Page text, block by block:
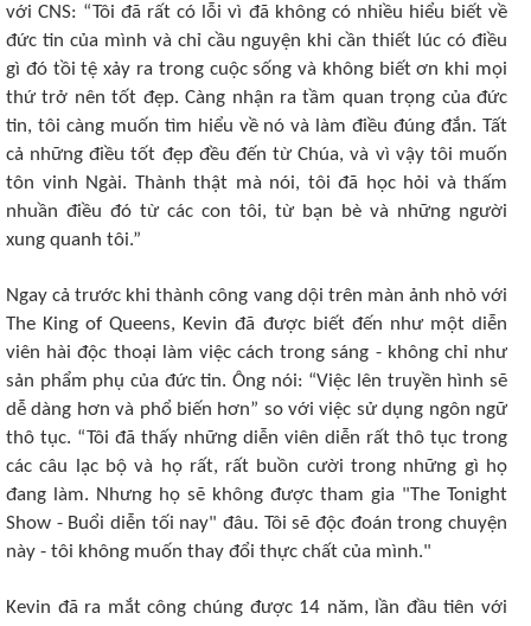
với CNS: “Tôi đã rất có lỗi vì đã không có nhiều hiểu biết về
đức tin của mình và chỉ cầu nguyện khi cần thiết lúc có điều
gì đó tồi tệ xảy ra trong cuộc sống và không biết ơn khi mọi
thứ trở nên tốt đẹp. Càng nhận ra tầm quan trọng của đức
tin, tôi càng muốn tìm hiểu về nó và làm điều đúng đắn. Tất
cả những điều tốt đẹp đều đến từ Chúa, và vì vậy tôi muốn
tôn vinh Ngài. Thành thật mà nói, tôi đã học hỏi và thấm
nhuần điều đó từ các con tôi, từ bạn bè và những người
xung quanh tôi.”
Ngay cả trước khi thành công vang dội trên màn ảnh nhỏ với
The King of Queens, Kevin đã được biết đến như một diễn
viên hài độc thoại làm việc cách trong sáng - không chỉ như
sản phẩm phụ của đức tin. Ông nói: “Việc lên truyền hình sẽ
dễ dàng hơn và phổ biến hơn” so với việc sử dụng ngôn ngữ
thô tục. “Tôi đã thấy những diễn viên diễn rất thô tục trong
các câu lạc bộ và họ rất, rất buồn cười trong những gì họ
đang làm. Nhưng họ sẽ không được tham gia "The Tonight
Show - Buổi diễn tối nay" đâu. Tôi sẽ độc đoán trong chuyện
này - tôi không muốn thay đổi thực chất của mình."
Kevin đã ra mắt công chúng được 14 năm, lần đầu tiên với